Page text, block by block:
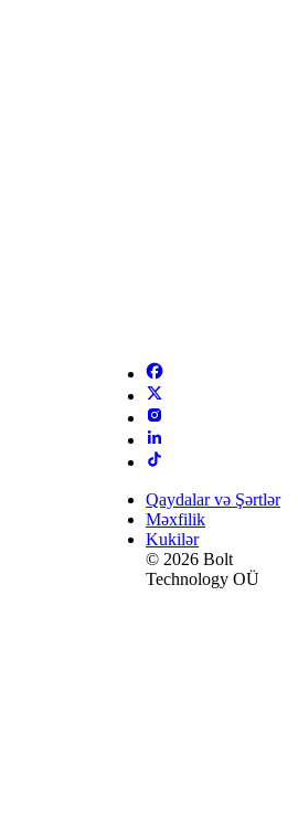
Qaydalar və Şərtlər
Məxfilik
Kukilər
© 2026 Bolt
Technology OÜ